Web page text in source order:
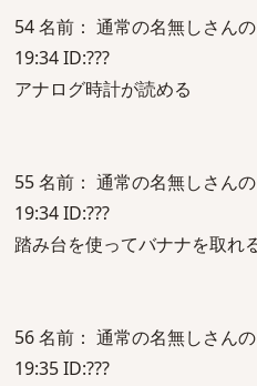
54 名前： 通常の名無しさん
19:34 ID:???
アナログ時計が読める
55 名前： 通常の名無しさん
19:34 ID:???
踏み台を使ってバナナを取れ
56 名前： 通常の名無しさん
19:35 ID:???